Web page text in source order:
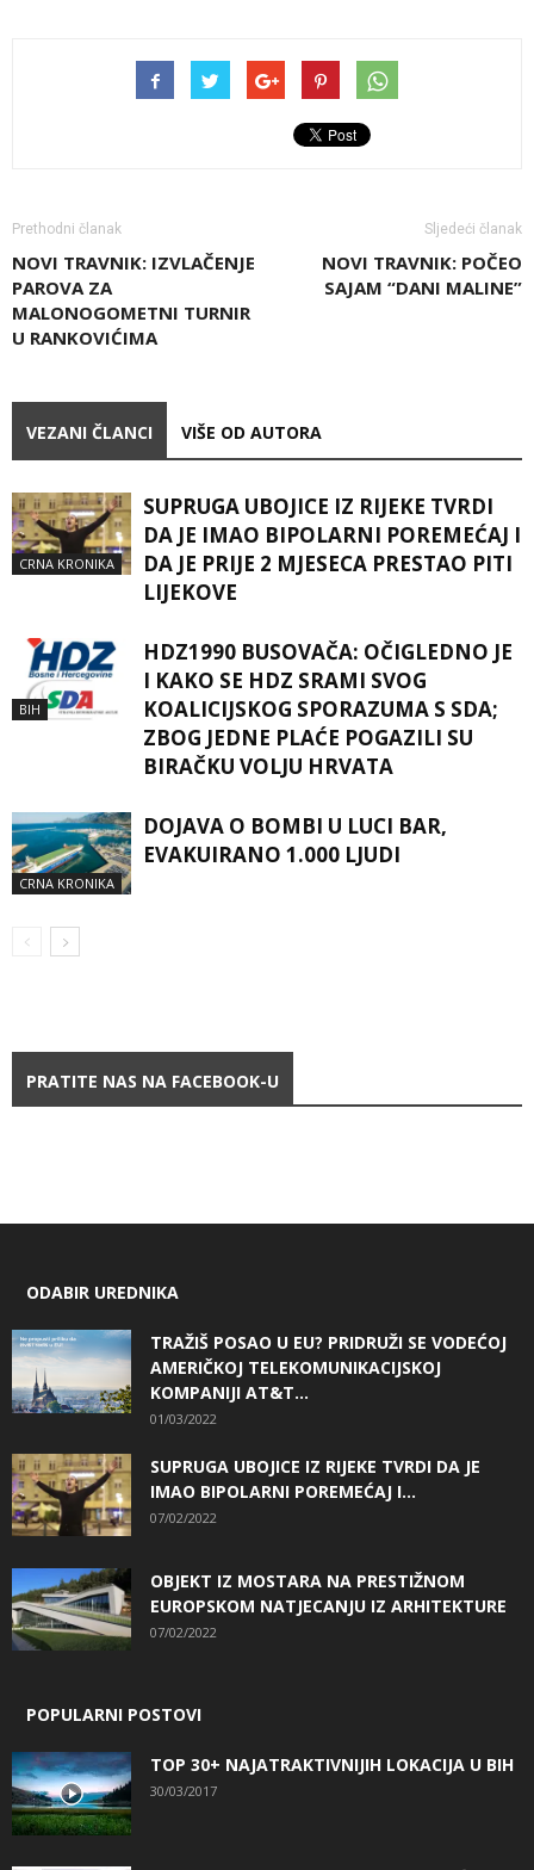
Prethodni članak
NOVI TRAVNIK: IZVLAČENJE
PAROVA ZA
MALONOGOMETNI TURNIR
U RANKOVIĆIMA
Sljedeći članak
NOVI TRAVNIK: POČEO
SAJAM “DANI MALINE”
VEZANI ČLANCI VIŠE OD AUTORA
CRNA KRONIKA
SUPRUGA UBOJICE IZ RIJEKE TVRDI
DA JE IMAO BIPOLARNI POREMEĆAJ I
DA JE PRIJE 2 MJESECA PRESTAO PITI
LIJEKOVE
BIH
HDZ1990 BUSOVAČA: OČIGLEDNO JE
I KAKO SE HDZ SRAMI SVOG
KOALICIJSKOG SPORAZUMA S SDA;
ZBOG JEDNE PLAĆE POGAZILI SU
BIRAČKU VOLJU HRVATA
CRNA KRONIKA
DOJAVA O BOMBI U LUCI BAR,
EVAKUIRANO 1.000 LJUDI
PRATITE NAS NA FACEBOOK-U
ODABIR UREDNIKA
TRAŽIŠ POSAO U EU? PRIDRUŽI SE VODEĆOJ
AMERIČKOJ TELEKOMUNIKACIJSKOJ
KOMPANIJI AT&T...
01/03/2022
SUPRUGA UBOJICE IZ RIJEKE TVRDI DA JE
IMAO BIPOLARNI POREMEĆAJ I...
07/02/2022
OBJEKT IZ MOSTARA NA PRESTIŽNOM
EUROPSKOM NATJECANJU IZ ARHITEKTURE
07/02/2022
POPULARNI POSTOVI
TOP 30+ NAJATRAKTIVNIJIH LOKACIJA U BIH
30/03/2017